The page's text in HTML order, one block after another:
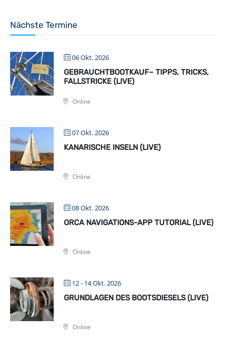
Nächste Termine
06 Okt. 2026
GEBRAUCHTBOOTKAUF– TIPPS, TRICKS,
FALLSTRICKE (LIVE)
Online
07 Okt. 2026
KANARISCHE INSELN (LIVE)
Online
08 Okt. 2026
ORCA NAVIGATIONS-APP TUTORIAL (LIVE)
Online
12 - 14 Okt. 2026
GRUNDLAGEN DES BOOTSDIESELS (LIVE)
Online